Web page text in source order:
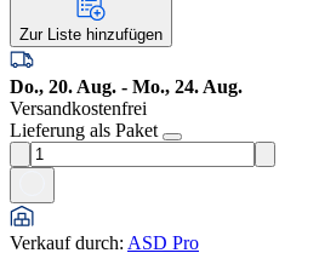
Zur Liste hinzufügen
Do., 20. Aug. - Mo., 24. Aug.
Versandkostenfrei
Lieferung als Paket
Verkauf durch: ASD Pro